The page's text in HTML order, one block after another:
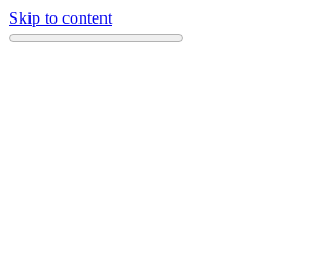
Skip to content